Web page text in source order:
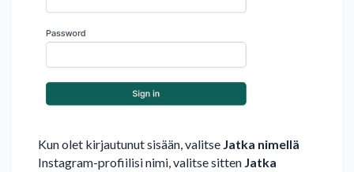
Kun olet kirjautunut sisään, valitse Jatka nimellä
Instagram-profiilisi nimi, valitse sitten Jatka